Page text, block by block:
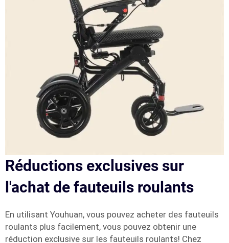
Réductions exclusives sur
l'achat de fauteuils roulants
En utilisant Youhuan, vous pouvez acheter des fauteuils
roulants plus facilement, vous pouvez obtenir une
réduction exclusive sur les fauteuils roulants! Chez